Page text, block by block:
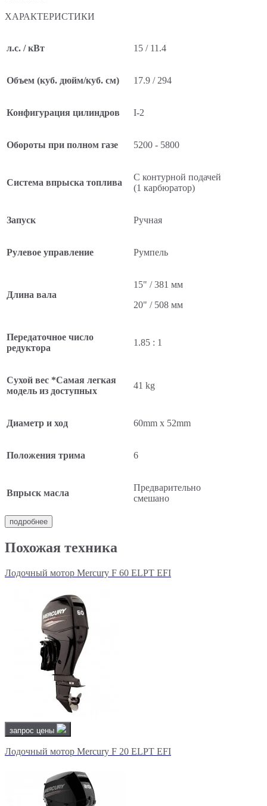
ХАРАКТЕРИСТИКИ
л.с. / кВт 15 / 11.4
Объем (куб. дюйм/куб. см) 17.9 / 294
Конфигурация цилиндров I-2
Обороты при полном газе 5200 - 5800
Система впрыска топлива
С контурной подачей
(1 карбюратор)
Запуск Ручная
Рулевое управление Румпель
Длина вала
15" / 381 мм
20" / 508 мм
Передаточное число
редуктора
1.85 : 1
Сухой вес *Самая легкая
модель из доступных
41 kg
Диаметр и ход 60mm x 52mm
Положения трима 6
Впрыск масла
Предварительно
смешано
подробнее
Похожая техника
Лодочный мотор Mercury F 60 ELPT EFI
запрос цены
Лодочный мотор Mercury F 20 ELPT EFI